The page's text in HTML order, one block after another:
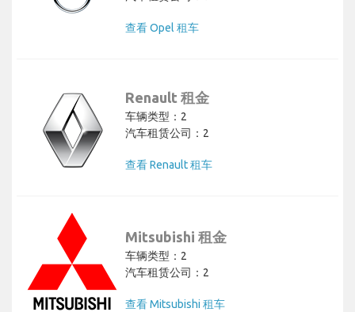
查看 Opel 租车
Renault 租金
车辆类型：2
汽车租赁公司：2
查看 Renault 租车
Mitsubishi 租金
车辆类型：2
汽车租赁公司：2
查看 Mitsubishi 租车